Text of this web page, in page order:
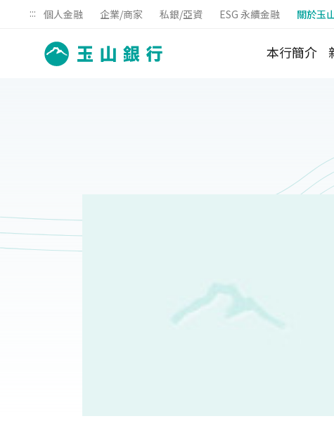
::: 個人金融 企業/商家 私銀/亞資 ESG 永續金融 關於玉
本行簡介